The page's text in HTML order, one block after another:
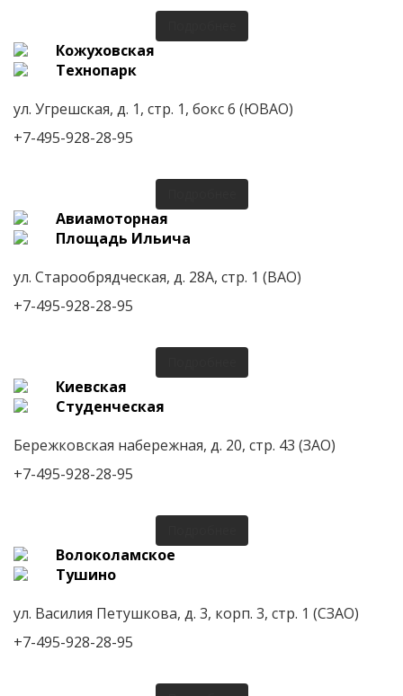
Кожуховская
Технопарк
ул. Угрешская, д. 1, стр. 1, бокс 6 (ЮВАО)
+7-495-928-28-95
Авиамоторная
Площадь Ильича
ул. Старообрядческая, д. 28А, стр. 1 (ВАО)
+7-495-928-28-95
Киевская
Студенческая
Бережковская набережная, д. 20, стр. 43 (ЗАО)
+7-495-928-28-95
Волоколамское
Тушино
ул. Василия Петушкова, д. 3, корп. 3, стр. 1 (СЗАО)
+7-495-928-28-95